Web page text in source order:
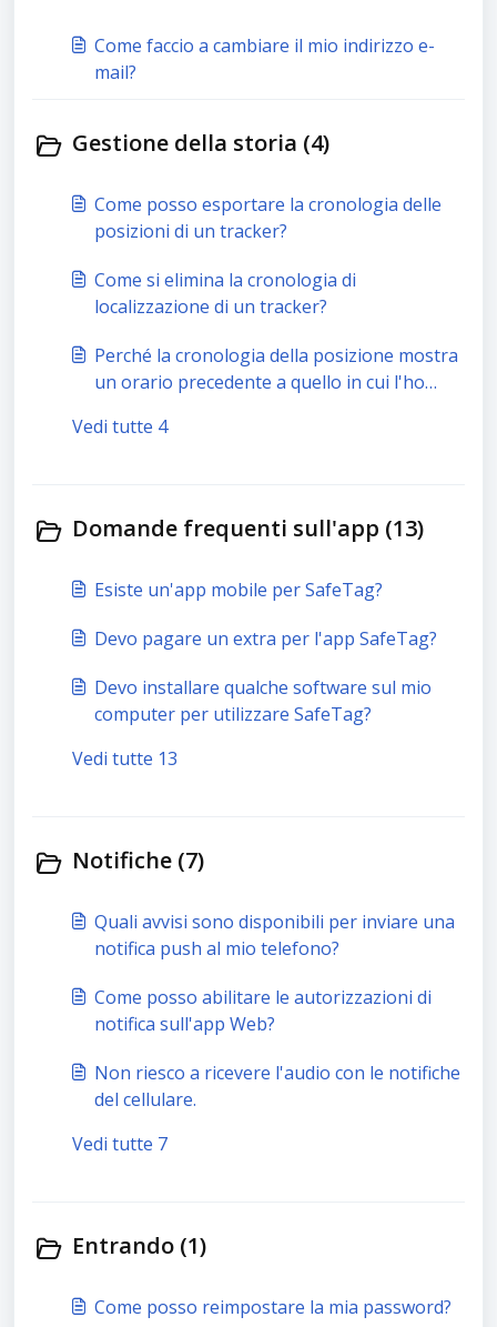
Come faccio a cambiare il mio indirizzo e-
mail?
Gestione della storia (4)
Come posso esportare la cronologia delle
posizioni di un tracker?
Come si elimina la cronologia di
localizzazione di un tracker?
Perché la cronologia della posizione mostra
un orario precedente a quello in cui l'ho
Vedi tutte 4
Domande frequenti sull'app (13)
Esiste un'app mobile per SafeTag?
Devo pagare un extra per l'app SafeTag?
Devo installare qualche software sul mio
computer per utilizzare SafeTag?
Vedi tutte 13
Notifiche (7)
Quali avvisi sono disponibili per inviare una
notifica push al mio telefono?
Come posso abilitare le autorizzazioni di
notifica sull'app Web?
Non riesco a ricevere l'audio con le notifiche
del cellulare.
Vedi tutte 7
Entrando (1)
Come posso reimpostare la mia password?